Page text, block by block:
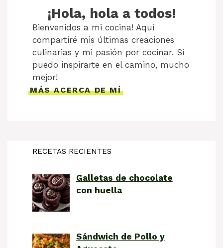
¡Hola, hola a todos!
Bienvenidos a mi cocina! Aquí
compartiré mis últimas creaciones
culinarias y mi pasión por cocinar. Si
puedo inspirarte en el camino, mucho
mejor!
MÁS ACERCA DE MÍ
RECETAS RECIENTES
Galletas de chocolate
con huella
Sándwich de Pollo y